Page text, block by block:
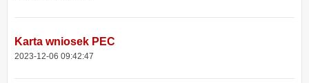
Karta wniosek PEC
2023-12-06 09:42:47